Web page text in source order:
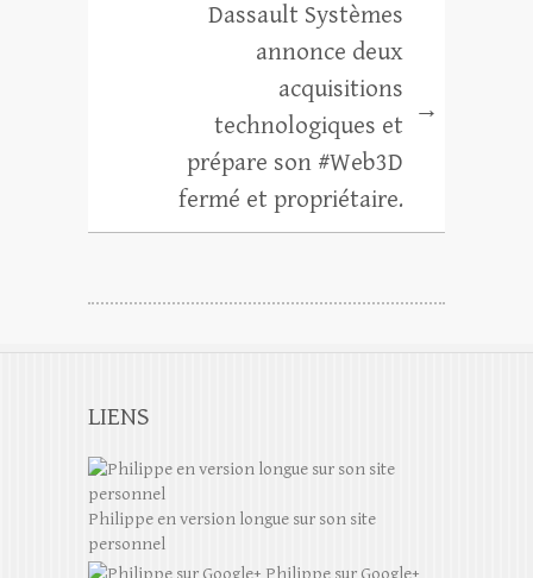
Dassault Systèmes
annonce deux
acquisitions
technologiques et
prépare son #Web3D
fermé et propriétaire.
→
LIENS
Philippe en version longue sur son site
personnel
Philippe sur Google+